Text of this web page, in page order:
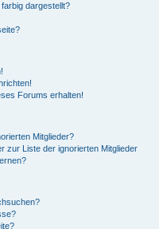
dargestellt?
Forums erhalten!
Mitglieder?
zur Liste der ignorierten Mitglieder